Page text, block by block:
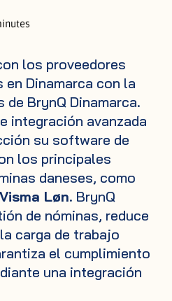
los proveedores
Dinamarca con la
BrynQ Dinamarca.
integración avanzada
su software de
los principales
daneses, como
Visma Løn. BrynQ
de nóminas, reduce
carga de trabajo
el cumplimiento
una integración